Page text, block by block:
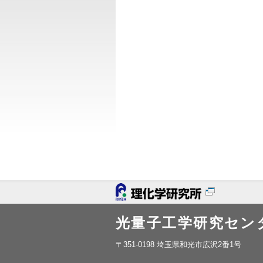
光量子工学研究セン
〒351-0198 埼玉県和光市広沢2番1号